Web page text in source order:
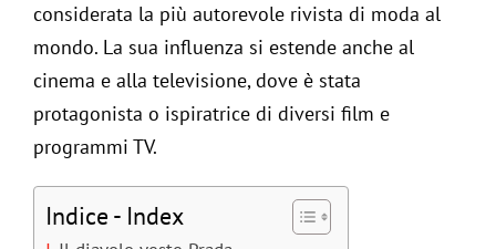
considerata la più autorevole rivista di moda al
mondo. La sua influenza si estende anche al
cinema e alla televisione, dove è stata
protagonista o ispiratrice di diversi film e
programmi TV.
Indice - Index